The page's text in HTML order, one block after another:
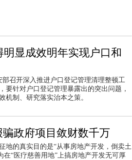
显成效明年实现户口和
召开深入推进户口登记管理清理整顿工
要针对户口登记管理暴露出的突出问题，
机制、研究落实治本之策。
政府项目敛财数千万
地的真实目的是“从事房地产开发，倒卖土
在“医疗慈善用地”上搞房地产开发无可厚